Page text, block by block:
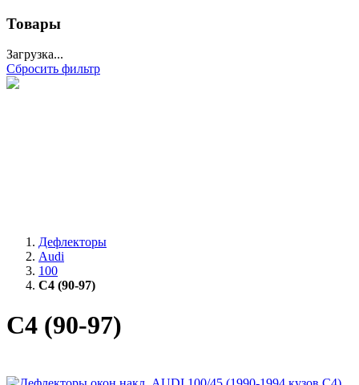
Товары
Загрузка...
Сбросить фильтр
Дефлекторы
Audi
100
C4 (90-97)
C4 (90-97)